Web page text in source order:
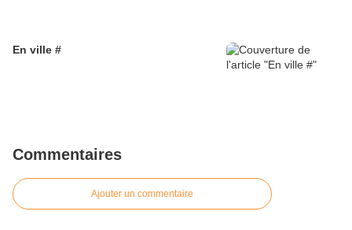
En ville #
Commentaires
Ajouter un commentaire